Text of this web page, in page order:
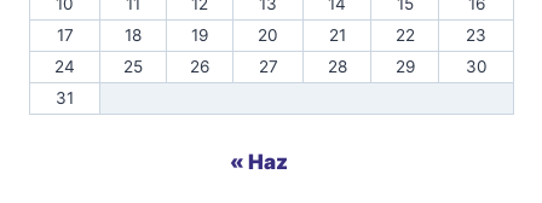
17
18 19 20 21 22
23
24
25 26 27 28 29
30
31
« Haz